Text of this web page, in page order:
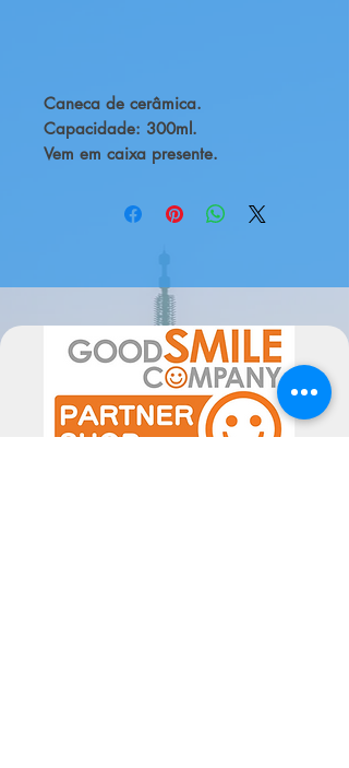
Caneca de cerâmica.
Capacidade: 300ml.
Vem em caixa presente.